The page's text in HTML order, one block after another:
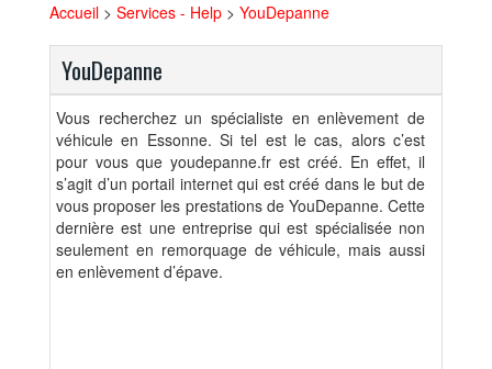
Accueil > Services - Help > YouDepanne
YouDepanne
Vous recherchez un spécialiste en enlèvement de
véhicule en Essonne. Si tel est le cas, alors c’est
pour vous que youdepanne.fr est créé. En effet, il
s’agit d’un portail internet qui est créé dans le but de
vous proposer les prestations de YouDepanne. Cette
dernière est une entreprise qui est spécialisée non
seulement en remorquage de véhicule, mais aussi
en enlèvement d’épave.